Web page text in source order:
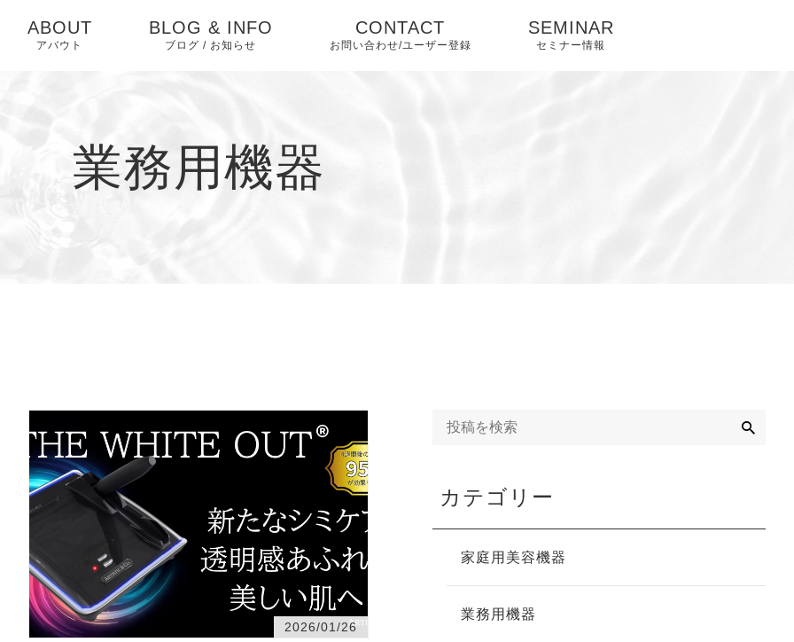
ABOUT
アバウト
BLOG & INFO
ブログ / お知らせ
ラジオスティムMH2
お知らせ
CONTACT
お問い合わせ/ユーザー登録
SEMINAR
セミナー情報
業務用機器
2026/01/26
カテゴリー
家庭用美容機器
業務用機器